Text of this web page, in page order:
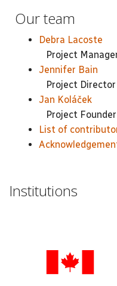
Our team
Debra Lacoste
Project
Jennifer Bain
Project Director
Jan Koláček
Project
List of
Institutions